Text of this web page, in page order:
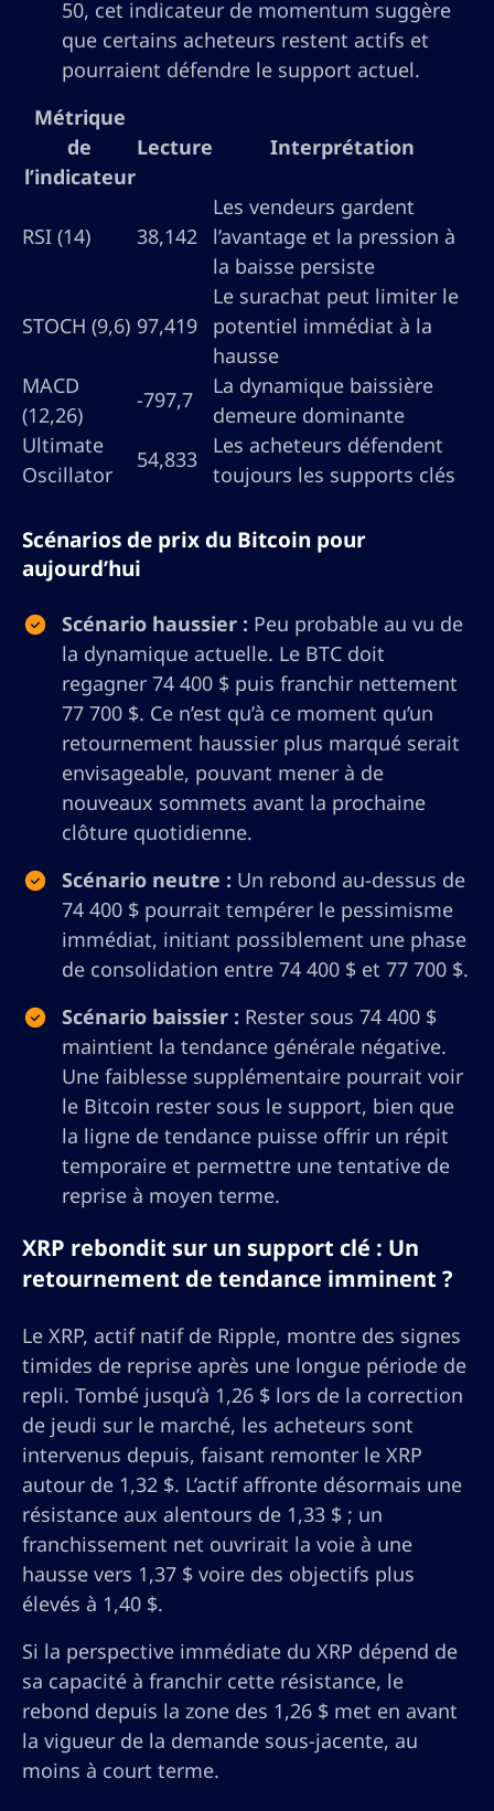
50, cet indicateur de momentum suggère
que certains acheteurs restent actifs et
pourraient défendre le support actuel.
Métrique
de
l’indicateur
Lecture Interprétation
RSI (14) 38,142
Les vendeurs gardent
l’avantage et la pression à
la baisse persiste
STOCH (9,6) 97,419
Le surachat peut limiter le
potentiel immédiat à la
hausse
MACD
(12,26)
-797,7
La dynamique baissière
demeure dominante
Ultimate
Oscillator
54,833
Les acheteurs défendent
toujours les supports clés
Scénarios de prix du Bitcoin pour
aujourd’hui
Scénario haussier : Peu probable au vu de
la dynamique actuelle. Le BTC doit
regagner 74 400 $ puis franchir nettement
77 700 $. Ce n’est qu’à ce moment qu’un
retournement haussier plus marqué serait
envisageable, pouvant mener à de
nouveaux sommets avant la prochaine
clôture quotidienne.
Scénario neutre : Un rebond au-dessus de
74 400 $ pourrait tempérer le pessimisme
immédiat, initiant possiblement une phase
de consolidation entre 74 400 $ et 77 700 $.
Scénario baissier : Rester sous 74 400 $
maintient la tendance générale négative.
Une faiblesse supplémentaire pourrait voir
le Bitcoin rester sous le support, bien que
la ligne de tendance puisse offrir un répit
temporaire et permettre une tentative de
reprise à moyen terme.
XRP rebondit sur un support clé : Un
retournement de tendance imminent ?
Le XRP, actif natif de Ripple, montre des signes
timides de reprise après une longue période de
repli. Tombé jusqu’à 1,26 $ lors de la correction
de jeudi sur le marché, les acheteurs sont
intervenus depuis, faisant remonter le XRP
autour de 1,32 $. L’actif affronte désormais une
résistance aux alentours de 1,33 $ ; un
franchissement net ouvrirait la voie à une
hausse vers 1,37 $ voire des objectifs plus
élevés à 1,40 $.
Si la perspective immédiate du XRP dépend de
sa capacité à franchir cette résistance, le
rebond depuis la zone des 1,26 $ met en avant
la vigueur de la demande sous-jacente, au
moins à court terme.